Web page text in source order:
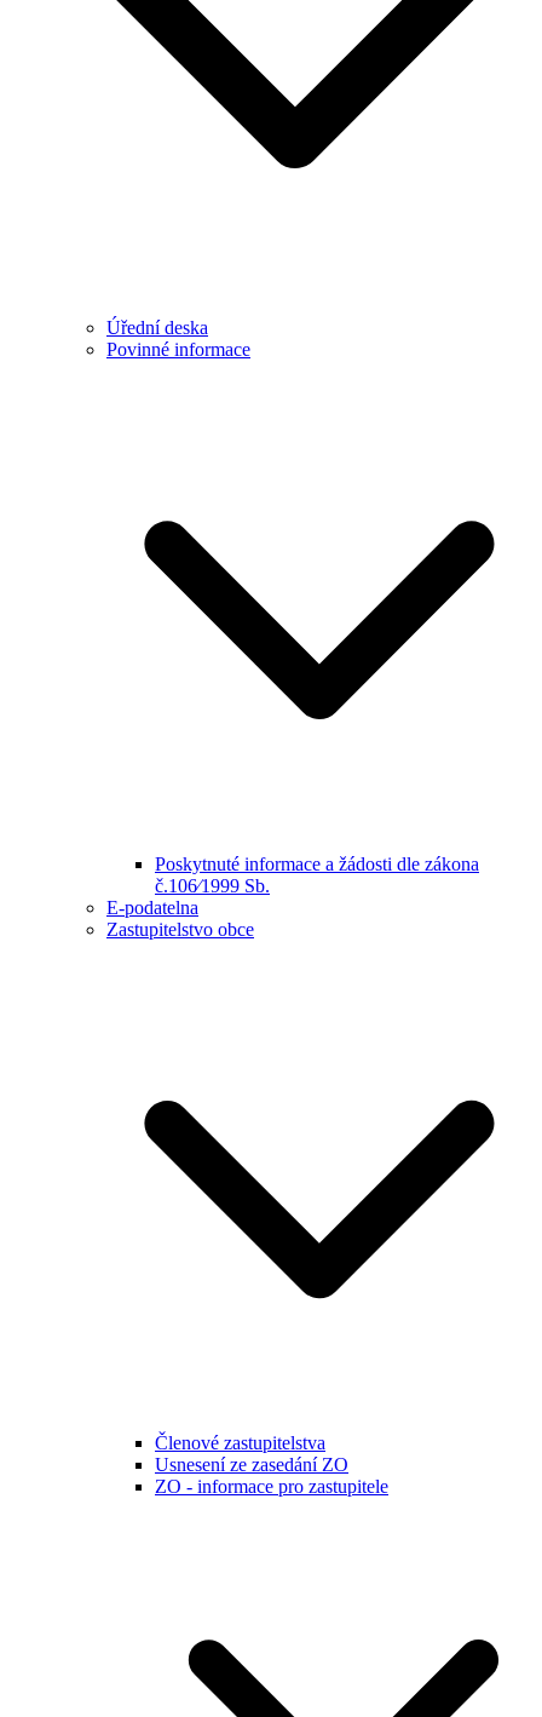
Úřední deska
Povinné informace
Poskytnuté informace a žádosti dle zákona
č.106⁄1999 Sb.
E-podatelna
Zastupitelstvo obce
Členové zastupitelstva
Usnesení ze zasedání ZO
ZO - informace pro zastupitele